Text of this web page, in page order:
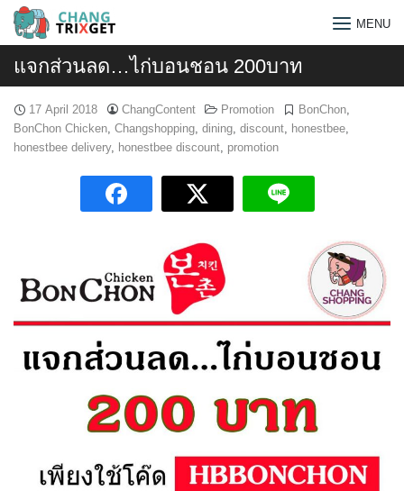
Skip
Search
MENU
แจกส่วนลด…ไก่บอนชอน 200บาท
17 April 2018 ChangContent Promotion BonChon,
BonChon Chicken, Changshopping, dining, discount, honestbee,
honestbee delivery, honestbee discount, promotion